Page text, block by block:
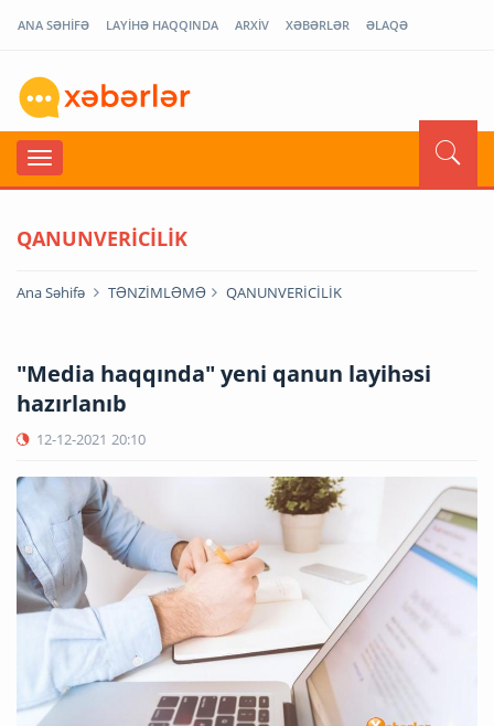
ANA SƏHİFƏ LAYİHƏ HAQQINDA ARXİV XƏBƏRLƏR ƏLAQƏ
QANUNVERİCİLİK
Ana Səhifə TƏNZİMLƏMƏ QANUNVERİCİLİK
"Media haqqında" yeni qanun layihəsi
hazırlanıb
12-12-2021 20:10